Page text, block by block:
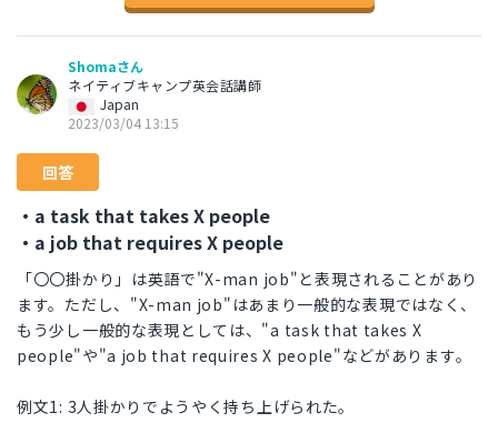
Shomaさん
ネイティブキャンプ英会話講師
Japan
2023/03/04 13:15
回答
・a task that takes X people
・a job that requires X people
「〇〇掛かり」は英語で"X-man job"と表現されることがあり
ます。ただし、"X-man job"はあまり一般的な表現ではなく、
もう少し一般的な表現としては、"a task that takes X
people"や"a job that requires X people"などがあります。
例文1: 3人掛かりでようやく持ち上げられた。